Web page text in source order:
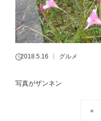
2018.5.16 グルメ
写真がザンネン
«